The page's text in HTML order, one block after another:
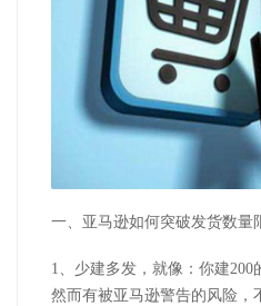
一、亚马逊如何突破发货数量
1、少建多发，就像：你建200
然而有被亚马逊警告的风险，